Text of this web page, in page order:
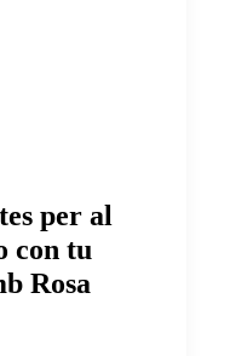
per al
con tu
Rosa